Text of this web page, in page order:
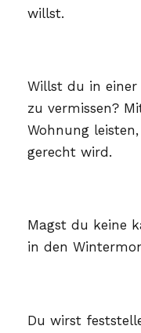
willst.
Willst du in
zu vermissen?
Wohnung
gerecht wird.
Magst du keine
in den
Du wirst